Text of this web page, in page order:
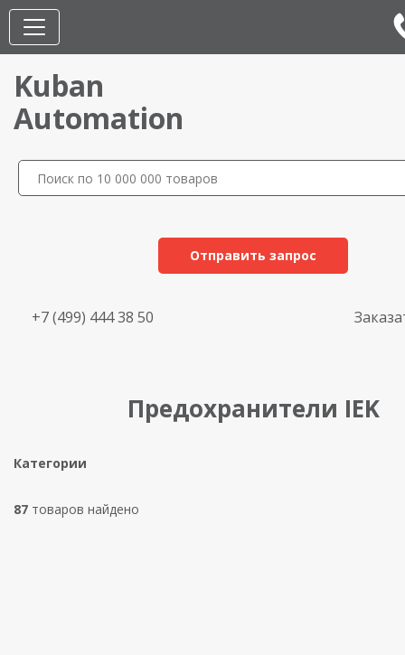
Kuban
Automation
Отправить запрос
+7 (499) 444 38 50
Предохранители IEK
Категории
87 товаров найдено